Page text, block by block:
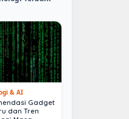
& AI
Gadget
dan Tren